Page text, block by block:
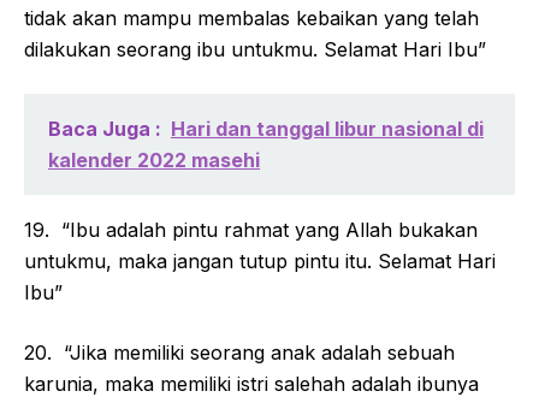
tidak akan mampu membalas kebaikan yang telah
dilakukan seorang ibu untukmu. Selamat Hari Ibu”
Baca Juga : Hari dan tanggal libur nasional di
kalender 2022 masehi
19. “Ibu adalah pintu rahmat yang Allah bukakan
untukmu, maka jangan tutup pintu itu. Selamat Hari
Ibu”
20. “Jika memiliki seorang anak adalah sebuah
karunia, maka memiliki istri salehah adalah ibunya